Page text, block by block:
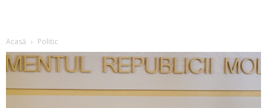
Acasă Politic